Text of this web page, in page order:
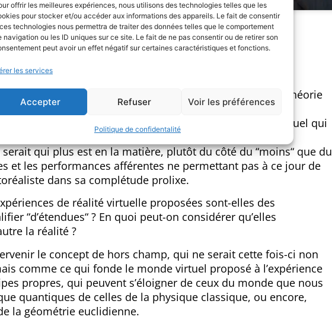
offrir les meilleures expériences, nous utilisons des technologies telles que les
pour stocker et/ou accéder aux informations des appareils. Le fait de consentir
technologies nous permettra de traiter des données telles que le comportement
navigation ou les ID uniques sur ce site. Le fait de ne pas consentir ou de retirer son
peut avoir un effet négatif sur certaines caractéristiques et fonctions.
les services
Accepter Refuser Voir les préférences
Politique de confidentalité
le photoréalisme ne fait pas tout, et la fameuse théorie
valable en réalité virtuelle : de la même façon qu’un
l’humain nous apparaîtrait monstrueux, un monde virtuel qui
serait au mieux aberrant, et au pire grossièrement
qui plus est en la matière, plutôt du côté du “moins“ que du
et les performances afférentes ne permettant pas à ce jour de
dans sa complétude prolixe.
de réalité virtuelle proposées sont-elles des
“d’étendues“ ? En quoi peut-on considérer qu’elles
la réalité ?
le concept de hors champ, qui ne serait cette fois-ci non
comme ce qui fonde le monde virtuel proposé à l’expérience
propres, qui peuvent s’éloigner de ceux du monde que nous
quantiques de celles de la physique classique, ou encore,
la géométrie euclidienne.